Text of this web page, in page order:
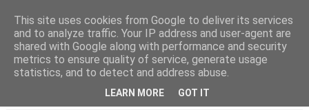
This site uses cookies from Google to deliver its services
and to analyze traffic. Your IP address and user-agent are
shared with Google along with performance and security
metrics to ensure quality of service, generate usage
statistics, and to detect and address abuse.
LEARN MORE GOT IT